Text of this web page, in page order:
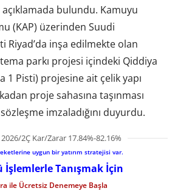
bulundu. Kamuyu
(KAP) üzerinden Suudi
Riyad’da inşa edilmekte olan
parkı projesi içindeki Qiddiya
1 Pisti) projesine ait çelik yapı
proje sahasına taşınması
imzaladığını duyurdu.
2Ç Kar/Zarar 17.84%-82.16%
uygun bir yatırım stratejisi var.
İşlemlerle Tanışmak İçin
ile Ücretsiz Denemeye Başla